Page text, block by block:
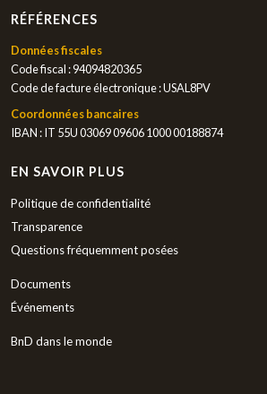
RÉFÉRENCES
Données fiscales
Code fiscal : 94094820365
Code de facture électronique : USAL8PV
Coordonnées bancaires
IBAN : IT 55U 03069 09606 1000 00188874
EN SAVOIR PLUS
Politique de confidentialité
Transparence
Questions fréquemment posées
Documents
Événements
BnD dans le monde